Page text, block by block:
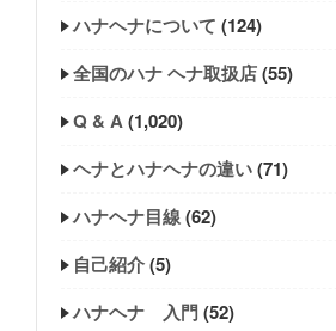
ハナヘナについて (124)
全国のハナ ヘナ取扱店(55)
Q & A(1,020)
ヘナとハナヘナの違い(71)
ハナヘナ目線(62)
自己紹介(5)
ハナヘナ 入門(52)